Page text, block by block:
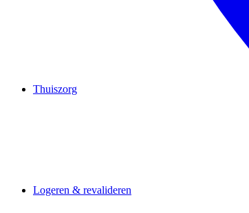
Thuiszorg
Logeren & revalideren